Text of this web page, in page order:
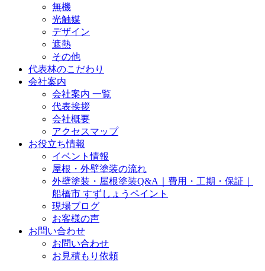
無機
光触媒
デザイン
遮熱
その他
代表林のこだわり
会社案内
会社案内 一覧
代表挨拶
会社概要
アクセスマップ
お役立ち情報
イベント情報
屋根・外壁塗装の流れ
外壁塗装・屋根塗装Q&A｜費用・工期・保証｜
船橋市 すずしょうペイント
現場ブログ
お客様の声
お問い合わせ
お問い合わせ
お見積もり依頼